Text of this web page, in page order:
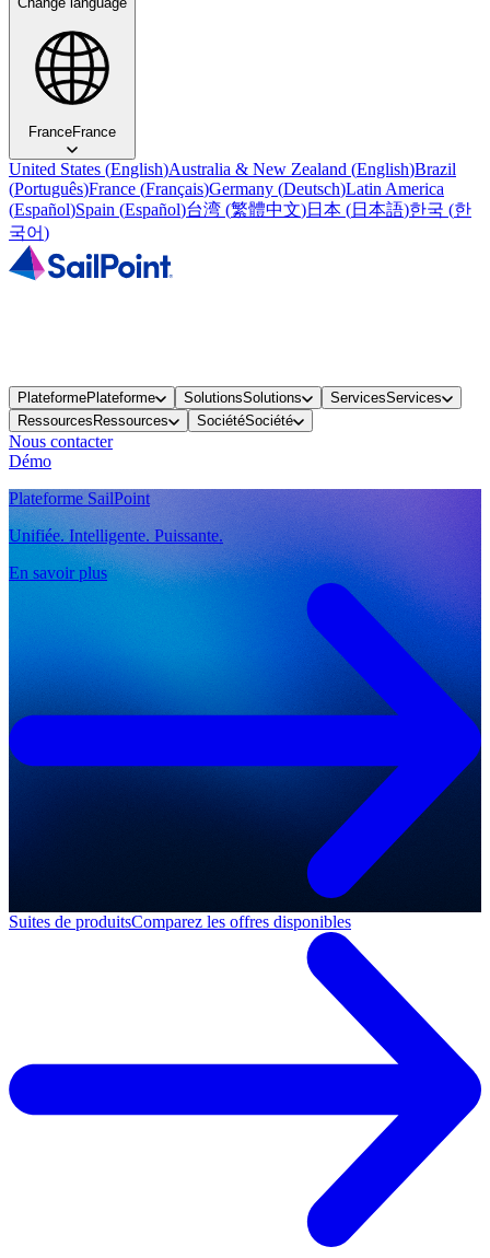
FranceFrance
United States (English)Australia & New Zealand (English)Brazil
(Português)France (Français)Germany (Deutsch)Latin America
(Español)Spain (Español)台湾 (繁體中文)日本 (日本語)한국 (한
국어)
PlateformePlateforme SolutionsSolutions ServicesServices
Ressources Ressources SociétéSociété
Nous contacter
Démo
Plateforme SailPoint
Unifiée. Intelligente. Puissante.
En savoir plus
Suites de produitsComparez les offres disponibles